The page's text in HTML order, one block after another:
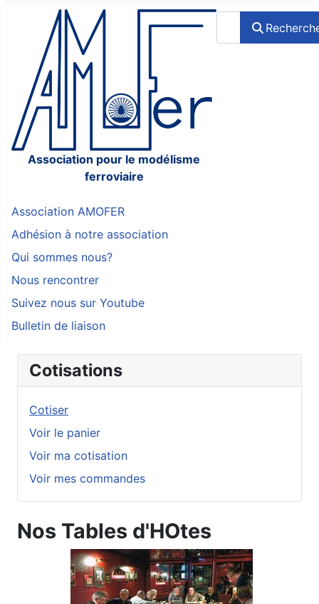
Association pour le modélisme
ferroviaire
Rechercher
Association AMOFER
Adhésion à notre association
Qui sommes nous?
Nous rencontrer
Suivez nous sur Youtube
Bulletin de liaison
Cotisations
Cotiser
Voir le panier
Voir ma cotisation
Voir mes commandes
Nos Tables d'HOtes